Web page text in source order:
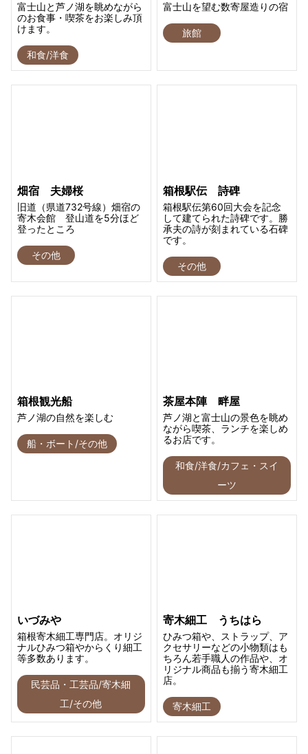
富士山と芦ノ湖を眺めながら
のお食事・喫茶をお楽しみ頂
けます。
和食/洋食
富士山を望む数寄屋造りの宿
旅館
畑宿 夫婦桜
旧道（県道732号線）畑宿の
寄木会館 登山道を5分ほど
登ったところ
その他
箱根駅伝 詩碑
箱根駅伝第60回大会を記念
して建てられた詩碑です。勝
承夫の詩が刻まれている石碑
です。
その他
箱根観光船
芦ノ湖の自然を楽しむ
船・ボート/その他
茶屋本陣 畔屋
芦ノ湖と富士山の景色を眺め
ながら喫茶、ランチを楽しめ
るお店です。
和食/洋食/カフェ・スイ
ーツ
いづみや
箱根寄木細工専門店。オリジ
ナルひみつ箱やからくり細工
等多数あります。
民芸品・工芸品/寄木細
工/その他
寄木細工 うちはら
ひみつ箱や、ストラップ、ア
クセサリーなどの小物類はも
ちろん若手職人の作品や、オ
リジナル商品も揃う寄木細工
店。
寄木細工